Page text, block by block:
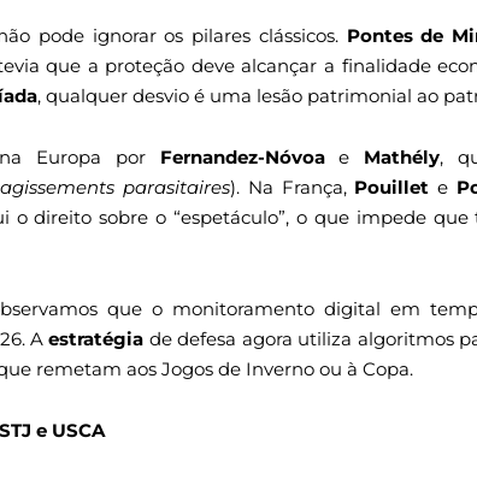
pode ignorar os pilares clássicos. Pontes de
que a proteção deve alcançar a finalidade
, qualquer desvio é uma lesão patrimonial ao
Europa por Fernandez-Nóvoae Mathély,
agissements parasitaires). Na França, Pouillet e
o direito sobre o “espetáculo”, o que impede
que o monitoramento digital em
Aestratégia de defesa agora utiliza algoritmos
remetam aos Jogos de Inverno ou à Copa.
e USCA